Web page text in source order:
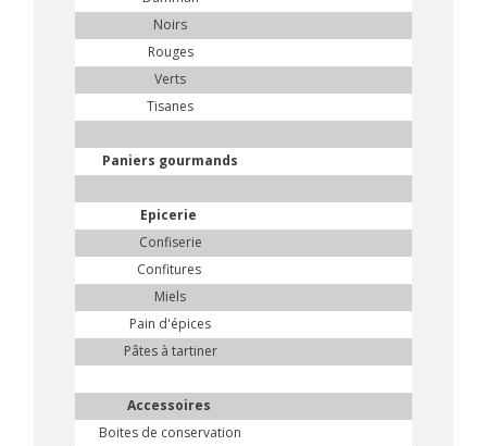
Noirs
Rouges
Verts
Tisanes
Paniers gourmands
Epicerie
Confiserie
Confitures
Miels
Pain d'épices
Pâtes à tartiner
Accessoires
Boites de conservation